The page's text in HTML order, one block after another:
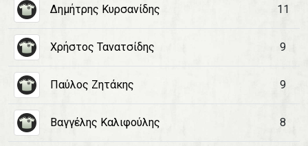
Δημήτρης Κυρσανίδης 11
Χρήστος Τανατσίδης 9
Παύλος Ζητάκης 9
Βαγγέλης Καλιφούλης 8